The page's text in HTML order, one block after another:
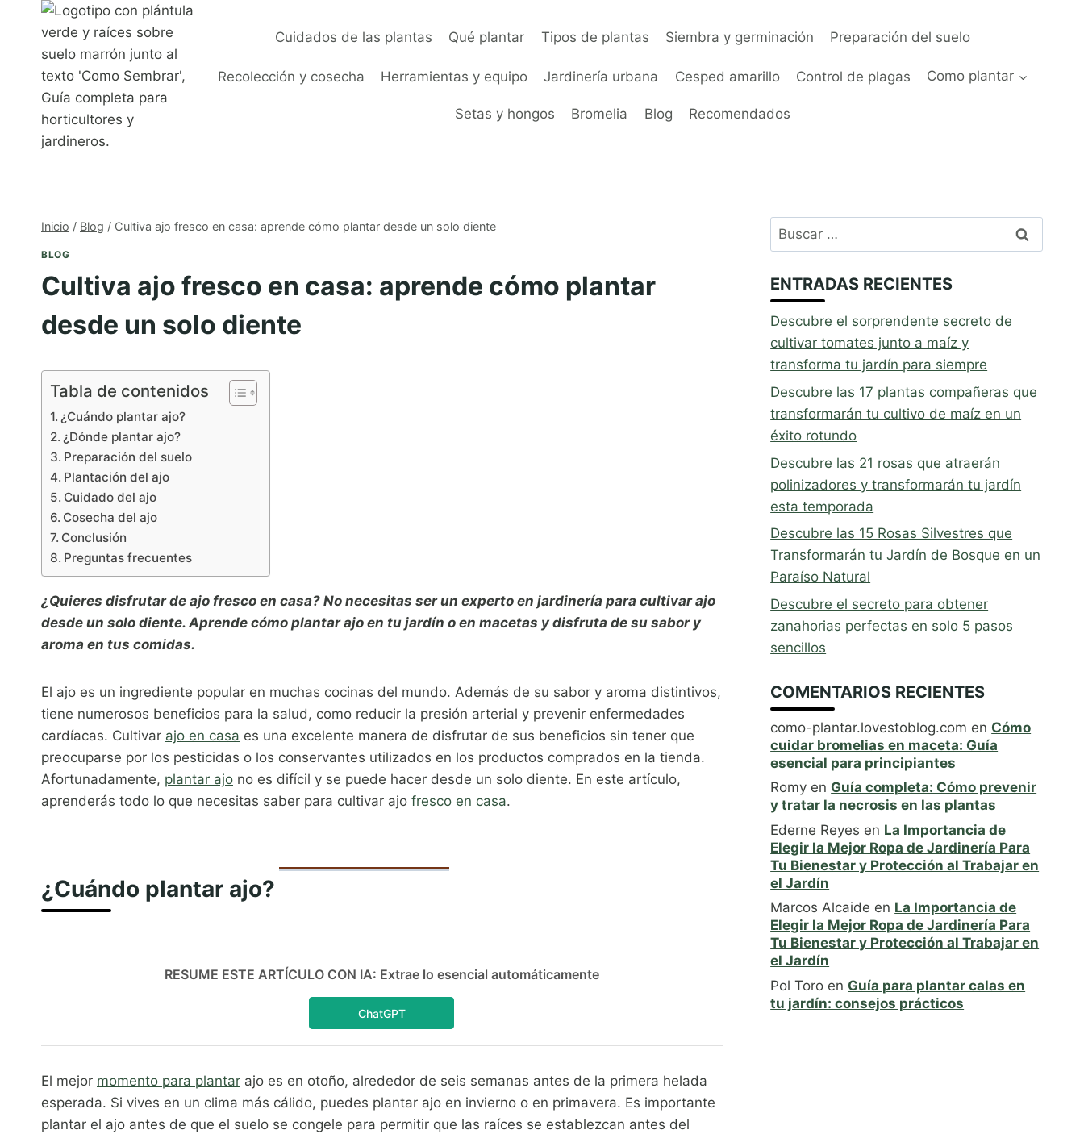
contenido
Cuidados de las plantas Qué plantar Tipos de plantas Siembra y germinación Preparación del suelo
Recolección y cosecha Herramientas y equipo Jardinería urbana Cesped amarillo Control de plagas Como plantar
Setas y hongos Bromelia Blog Recomendados
Inicio / Blog / Cultiva ajo fresco en casa: aprende cómo plantar desde un solo diente
BLOG
Cultiva ajo fresco en casa: aprende cómo plantar
desde un solo diente
Tabla de contenidos
¿Cuándo plantar ajo?
¿Dónde plantar ajo?
Preparación del suelo
Plantación del ajo
Cuidado del ajo
Cosecha del ajo
Conclusión
Preguntas frecuentes
¿Quieres disfrutar de ajo fresco en casa? No necesitas ser un experto en jardinería para cultivar ajo
desde un solo diente. Aprende cómo plantar ajo en tu jardín o en macetas y disfruta de su sabor y
aroma en tus comidas.
El ajo es un ingrediente popular en muchas cocinas del mundo. Además de su sabor y aroma distintivos,
tiene numerosos beneficios para la salud, como reducir la presión arterial y prevenir enfermedades
cardíacas. Cultivar ajo en casa es una excelente manera de disfrutar de sus beneficios sin tener que
preocuparse por los pesticidas o los conservantes utilizados en los productos comprados en la tienda.
Afortunadamente, plantar ajo no es difícil y se puede hacer desde un solo diente. En este artículo,
aprenderás todo lo que necesitas saber para cultivar ajo fresco en casa.
¿Cuándo plantar ajo?
RESUME ESTE ARTÍCULO CON IA: Extrae lo esencial automáticamente
ChatGPT
El mejor momento para plantar ajo es en otoño, alrededor de seis semanas antes de la primera helada
esperada. Si vives en un clima más cálido, puedes plantar ajo en invierno o en primavera. Es importante
plantar el ajo antes de que el suelo se congele para permitir que las raíces se establezcan antes del
Buscar:
ENTRADAS RECIENTES
Descubre el sorprendente secreto de
cultivar tomates junto a maíz y
transforma tu jardín para siempre
Descubre las 17 plantas compañeras que
transformarán tu cultivo de maíz en un
éxito rotundo
Descubre las 21 rosas que atraerán
polinizadores y transformarán tu jardín
esta temporada
Descubre las 15 Rosas Silvestres que
Transformarán tu Jardín de Bosque en un
Paraíso Natural
Descubre el secreto para obtener
zanahorias perfectas en solo 5 pasos
sencillos
COMENTARIOS RECIENTES
como-plantar.lovestoblog.com en Cómo
cuidar bromelias en maceta: Guía
esencial para principiantes
Romy en Guía completa: Cómo prevenir
y tratar la necrosis en las plantas
Ederne Reyes en La Importancia de
Elegir la Mejor Ropa de Jardinería Para
Tu Bienestar y Protección al Trabajar en
el Jardín
Marcos Alcaide en La Importancia de
Elegir la Mejor Ropa de Jardinería Para
Tu Bienestar y Protección al Trabajar en
el Jardín
Pol Toro en Guía para plantar calas en
tu jardín: consejos prácticos